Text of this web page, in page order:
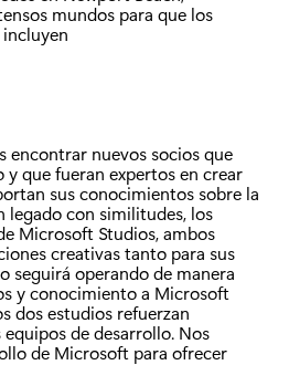
mundos para que los
encontrar nuevos socios que
que fueran expertos en crear
sus conocimientos sobre la
legado con similitudes, los
Microsoft Studios, ambos
creativas tanto para sus
seguirá operando de manera
y conocimiento a Microsoft
dos estudios refuerzan
de desarrollo. Nos
de Microsoft para ofrecer